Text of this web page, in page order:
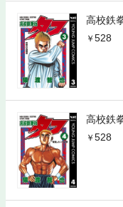
高校鉄
528
高校鉄
528